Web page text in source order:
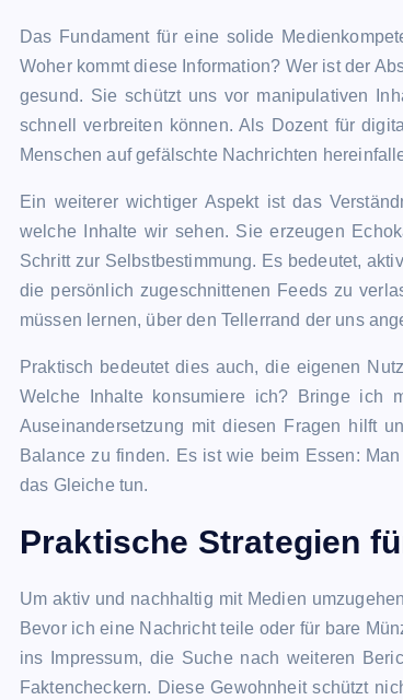
Das Fundament für eine solide
Woher kommt diese Information? Wer ist der
gesund. Sie schützt uns vor manipulativen
schnell verbreiten können. Als Dozent für
Menschen auf gefälschte Nachrichten
Ein weiterer wichtiger Aspekt ist das
welche Inhalte wir sehen. Sie erzeugen
Schritt zur Selbstbestimmung. Es bedeutet,
die persönlich zugeschnittenen Feeds zu
müssen lernen, über den Tellerrand der uns
Praktisch bedeutet dies auch, die eigenen
Welche Inhalte konsumiere ich? Bringe ich
Auseinandersetzung mit diesen Fragen hilft
Balance zu finden. Es ist wie beim Essen:
das Gleiche tun.
Praktische Strategien
Um aktiv und nachhaltig mit Medien
Bevor ich eine Nachricht teile oder für bare
ins Impressum, die Suche nach weiteren
Faktencheckern. Diese Gewohnheit schützt